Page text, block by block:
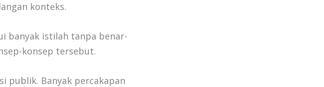
konteks.
banyak istilah tanpa benar-
konsep tersebut.
publik. Banyak percakapan